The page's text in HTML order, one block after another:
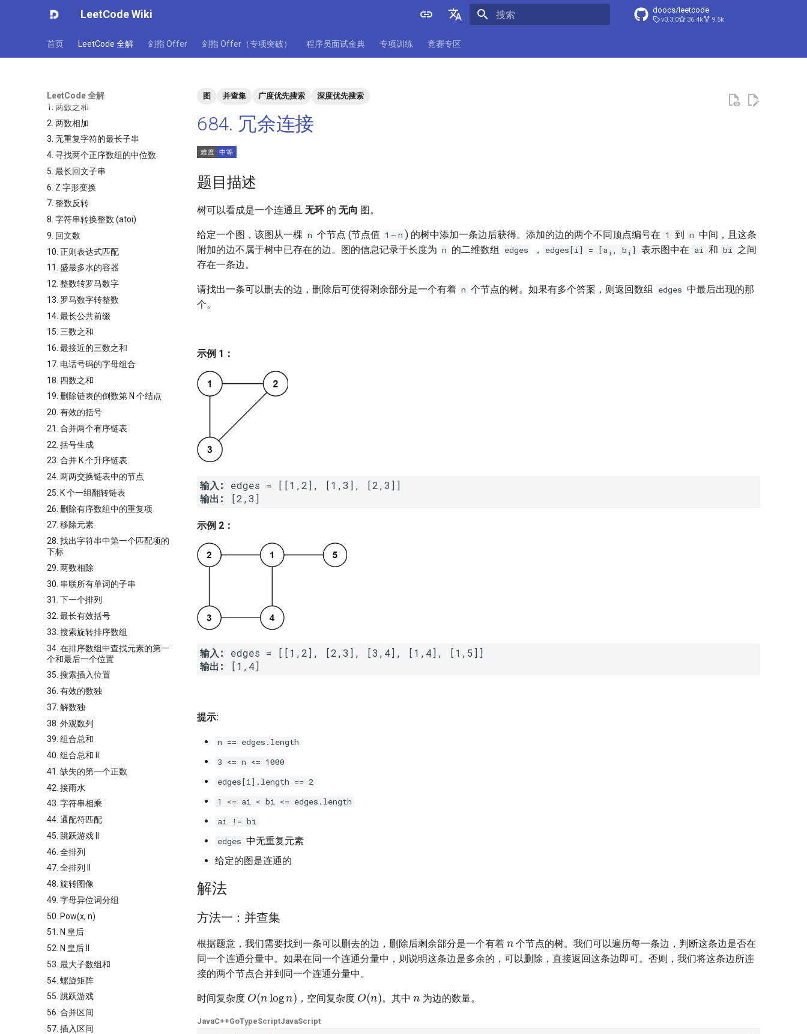
LeetCode Wiki
English
doocs/leetcode
v0.3.0 36.4k 9.5k
首页 LeetCode 全解 剑指 Offer 剑指 Offer（专项突破） 程序员面试金典 专项训练 竞赛专区
LeetCode 全解
1. 两数之和
2. 两数相加
3. 无重复字符的最长子串
4. 寻找两个正序数组的中位数
5. 最长回文子串
6. Z 字形变换
7. 整数反转
8. 字符串转换整数 (atoi)
9. 回文数
10. 正则表达式匹配
11. 盛最多水的容器
12. 整数转罗马数字
13. 罗马数字转整数
14. 最长公共前缀
15. 三数之和
16. 最接近的三数之和
17. 电话号码的字母组合
18. 四数之和
19. 删除链表的倒数第 N 个结点
20. 有效的括号
21. 合并两个有序链表
22. 括号生成
23. 合并 K 个升序链表
24. 两两交换链表中的节点
25. K 个一组翻转链表
26. 删除有序数组中的重复项
27. 移除元素
28. 找出字符串中第一个匹配项的
下标
29. 两数相除
30. 串联所有单词的子串
31. 下一个排列
32. 最长有效括号
33. 搜索旋转排序数组
34. 在排序数组中查找元素的第一
个和最后一个位置
35. 搜索插入位置
36. 有效的数独
37. 解数独
38. 外观数列
39. 组合总和
40. 组合总和 II
41. 缺失的第一个正数
42. 接雨水
43. 字符串相乘
44. 通配符匹配
45. 跳跃游戏 II
46. 全排列
47. 全排列 II
48. 旋转图像
49. 字母异位词分组
50. Pow(x, n)
51. N 皇后
52. N 皇后 II
53. 最大子数组和
54. 螺旋矩阵
55. 跳跃游戏
56. 合并区间
57. 插入区间
图 并查集 广度优先搜索 深度优先搜索
684. 冗余连接
题目描述
树可以看成是一个连通且 无环 的 无向 图。
给定一个图，该图从一棵 n 个节点 (节点值 1～n ) 的树中添加一条边后获得。添加的边的两个不同顶点编号在 1 到 n 中间，且这条
附加的边不属于树中已存在的边。图的信息记录于长度为 n 的二维数组 edges ， edges[i] = [ai , b i ] 表示图中在 ai 和 bi 之间
存在一条边。
请找出一条可以删去的边，删除后可使得剩余部分是一个有着 n 个节点的树。如果有多个答案，则返回数组 edges 中最后出现的那
个。
示例 1：
输入:
输出:
示例 2：
输入:
输出:
提示:
n == edges.length
3 <= n <= 1000
edges[i].length == 2
1 <= ai < bi <= edges.length
ai != bi
edges 中无重复元素
给定的图是连通的
解法
方法一：并查集
根据题意，我们需要找到一条可以删去的边，删除后剩余部分是一个有着
个节点的树。我们可以遍历每一条边，判断这条边是否在
同一个连通分量中。如果在同一个连通分量中，则说明这条边是多余的，可以删除，直接返回这条边即可。否则，我们将这条边所连
接的两个节点合并到同一个连通分量中。
时间复杂度
O( log n
，空间复杂度
O( n)
。其中 为边的数量。
JavaC++GoTypeScriptJavaScript